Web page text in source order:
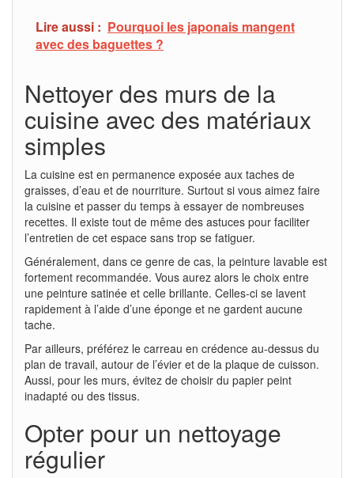
Lire aussi : Pourquoi les japonais mangent
avec des baguettes ?
Nettoyer des murs de la
cuisine avec des matériaux
simples
La cuisine est en permanence exposée aux taches de
graisses, d’eau et de nourriture. Surtout si vous aimez faire
la cuisine et passer du temps à essayer de nombreuses
recettes. Il existe tout de même des astuces pour faciliter
l’entretien de cet espace sans trop se fatiguer.
Généralement, dans ce genre de cas, la peinture lavable est
fortement recommandée. Vous aurez alors le choix entre
une peinture satinée et celle brillante. Celles-ci se lavent
rapidement à l’aide d’une éponge et ne gardent aucune
tache.
Par ailleurs, préférez le carreau en crédence au-dessus du
plan de travail, autour de l’évier et de la plaque de cuisson.
Aussi, pour les murs, évitez de choisir du papier peint
inadapté ou des tissus.
Opter pour un nettoyage
régulier